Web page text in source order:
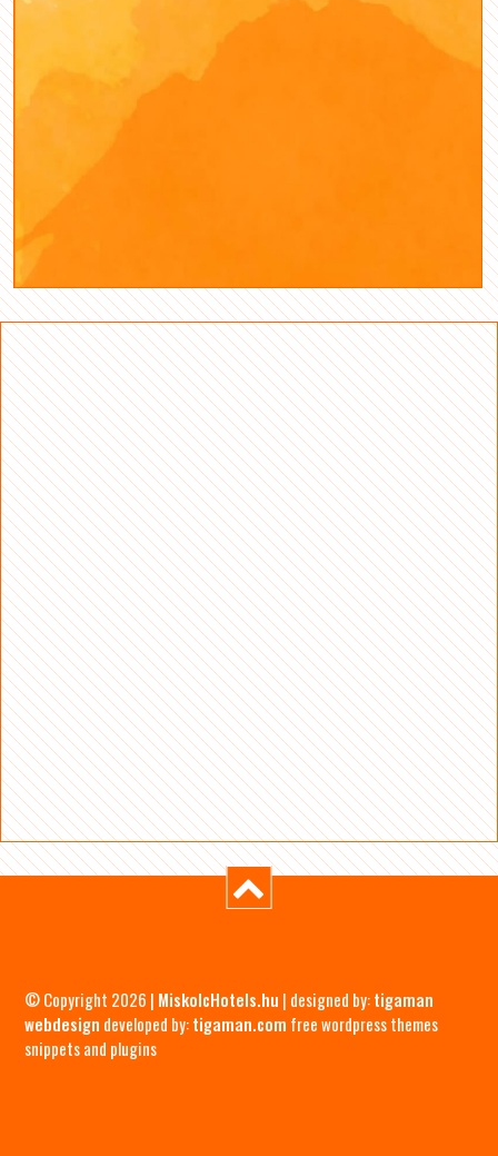
© Copyright 2026 | MiskolcHotels.hu | designed by:tigaman
webdesign developed by:tigaman.com free wordpress themes
snippets and plugins